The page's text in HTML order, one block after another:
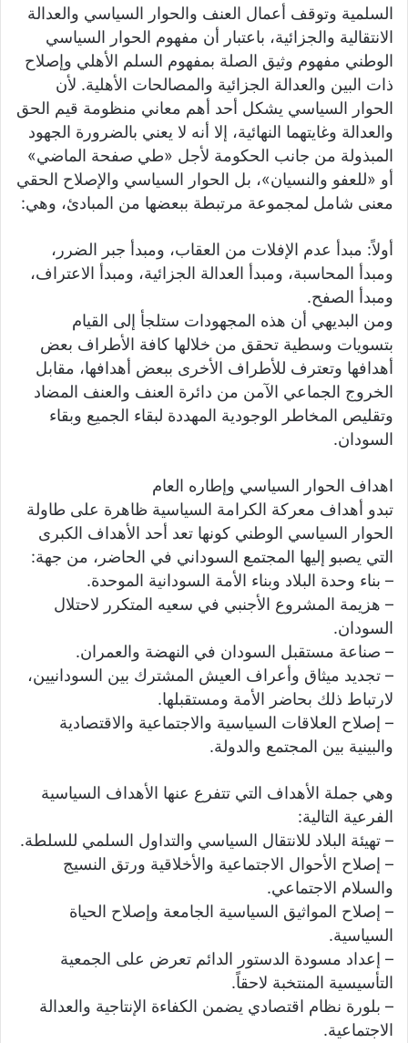
السلمية وتوقف أعمال العنف والحوار السياسي والعدالة
الانتقالية والجزائية، باعتبار أن مفهوم الحوار السياسي
الوطني مفهوم وثيق الصلة بمفهوم السلم الأهلي وإصلاح
ذات البين والعدالة الجزائية والمصالحات الأهلية. لأن
الحوار السياسي يشكل أحد أهم معاني منظومة قيم الحق
والعدالة وغايتهما النهائية، إلا أنه لا يعني بالضرورة الجهود
المبذولة من جانب الحكومة لأجل «طي صفحة الماضي»
أو «للعفو والنسيان»، بل الحوار السياسي والإصلاح الحقي
معنى شامل لمجموعة مرتبطة ببعضها من المبادئ، وهي:
أولاً: مبدأ عدم الإفلات من العقاب، ومبدأ جبر الضرر،
ومبدأ المحاسبة، ومبدأ العدالة الجزائية، ومبدأ الاعتراف،
ومبدأ الصفح.
ومن البديهي أن هذه المجهودات ستلجأ إلى القيام
بتسويات وسطية تحقق من خلالها كافة الأطراف بعض
أهدافها وتعترف للأطراف الأخرى ببعض أهدافها، مقابل
الخروج الجماعي الآمن من دائرة العنف والعنف المضاد
وتقليص المخاطر الوجودية المهددة لبقاء الجميع وبقاء
السودان.
اهداف الحوار السياسي وإطاره العام
تبدو أهداف معركة الكرامة السياسية ظاهرة على طاولة
الحوار السياسي الوطني كونها تعد أحد الأهداف الكبرى
التي يصبو إليها المجتمع السوداني في الحاضر، من جهة:
– بناء وحدة البلاد وبناء الأمة السودانية الموحدة.
– هزيمة المشروع الأجنبي في سعيه المتكرر لاحتلال
السودان.
– صناعة مستقبل السودان في النهضة والعمران.
– تجديد ميثاق وأعراف العيش المشترك بين السودانيين،
لارتباط ذلك بحاضر الأمة ومستقبلها.
– إصلاح العلاقات السياسية والاجتماعية والاقتصادية
والبينية بين المجتمع والدولة.
وهي جملة الأهداف التي تتفرع عنها الأهداف السياسية
الفرعية التالية:
– تهيئة البلاد للانتقال السياسي والتداول السلمي للسلطة.
– إصلاح الأحوال الاجتماعية والأخلاقية ورتق النسيج
والسلام الاجتماعي.
– إصلاح المواثيق السياسية الجامعة وإصلاح الحياة
السياسية.
– إعداد مسودة الدستور الدائم تعرض على الجمعية
التأسيسية المنتخبة لاحقاً.
– بلورة نظام اقتصادي يضمن الكفاءة الإنتاجية والعدالة
الاجتماعية.